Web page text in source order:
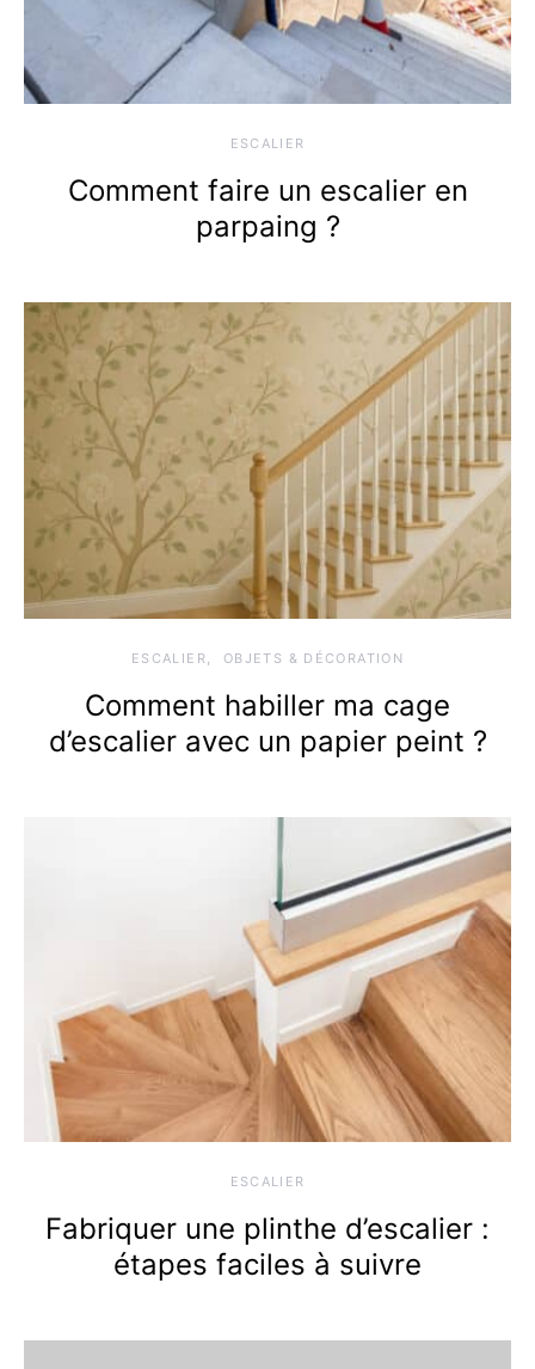
ESCALIER
Comment faire un escalier en
parpaing ?
ESCALIER OBJETS & DÉCORATION
Comment habiller ma cage
d’escalier avec un papier peint ?
ESCALIER
Fabriquer une plinthe d’escalier :
étapes faciles à suivre